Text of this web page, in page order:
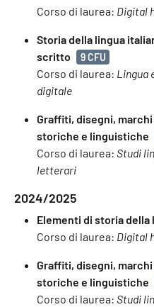
Corso di laurea: Digital
Storia della lingua
scritto
9 CFU
Corso di laurea: Lingua
digitale
Graffiti, disegni,
storiche e linguistiche
Corso di laurea: Studi
letterari
2024/2025
Elementi di storia della
Corso di laurea: Digital
Graffiti, disegni,
storiche e linguistiche
Corso di laurea: Studi